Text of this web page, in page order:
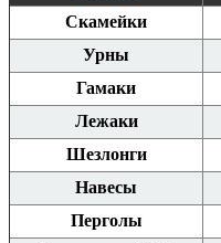
Скамейки
Урны
Гамаки
Лежаки
Шезлонги
Навесы
Перголы